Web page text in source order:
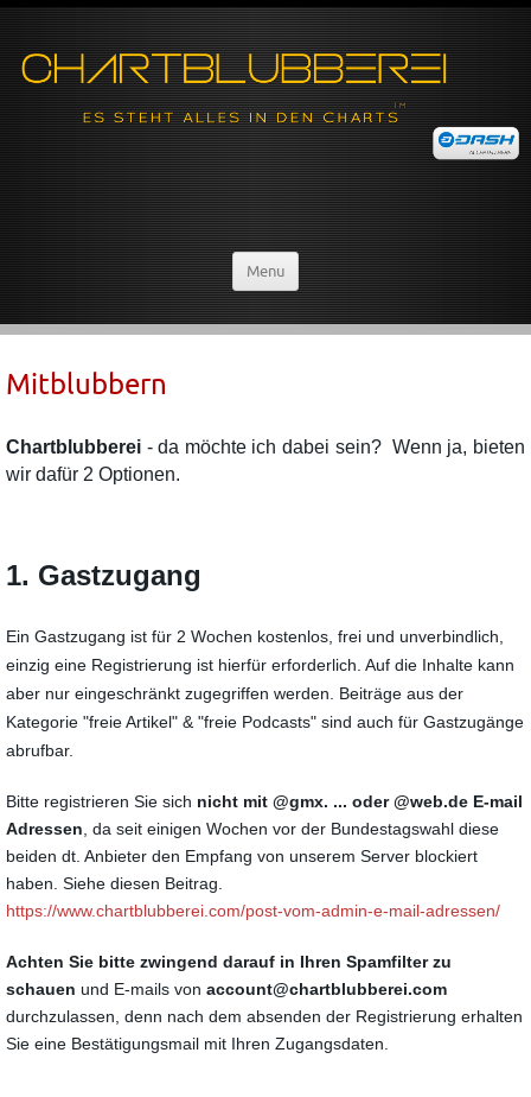
Menu
Mitblubbern
Chartblubberei - da möchte ich dabei sein? Wenn ja, bieten
wir dafür 2 Optionen.
1. Gastzugang
Ein Gastzugang ist für 2 Wochen kostenlos, frei und unverbindlich,
einzig eine Registrierung ist hierfür erforderlich. Auf die Inhalte kann
aber nur eingeschränkt zugegriffen werden. Beiträge aus der
Kategorie "freie Artikel" & "freie Podcasts" sind auch für Gastzugänge
abrufbar.
Bitte registrieren Sie sich nicht mit @gmx. ... oder @web.de E-mail
Adressen , da seit einigen Wochen vor der Bundestagswahl diese
beiden dt. Anbieter den Empfang von unserem Server blockiert
haben. Siehe diesen Beitrag.
https://www.chartblubberei.com/post-vom-admin-e-mail-adressen/
Achten Sie bitte zwingend darauf in Ihren Spamfilter zu
schauen und E-mails von account@chartblubberei.com
durchzulassen, denn nach dem absenden der Registrierung erhalten
Sie eine Bestätigungsmail mit Ihren Zugangsdaten.